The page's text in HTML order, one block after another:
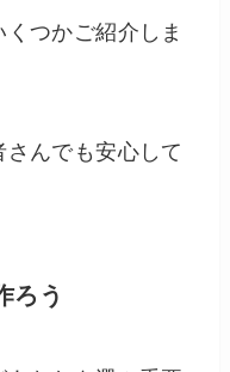
つかご紹介しま
んでも安心して
ろう